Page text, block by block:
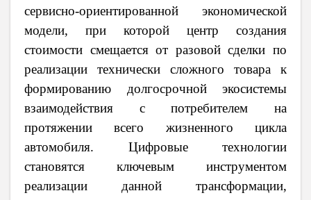
сервисно-ориентированной экономической
модели, при которой центр создания
стоимости смещается от разовой сделки по
реализации технически сложного товара к
формированию долгосрочной экосистемы
взаимодействия с потребителем на
протяжении всего жизненного цикла
автомобиля. Цифровые технологии
становятся ключевым инструментом
реализации данной трансформации,